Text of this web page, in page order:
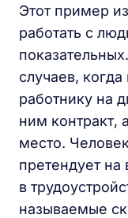
Этот пример
работать с
случаев,
работнику на
ним контракт,
место.
претендует
в
называемые